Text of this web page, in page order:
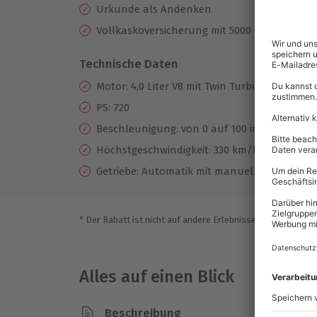
Urkunde als Andenken
Vollkaskoversicherung mit 5000 €
Technische Daten
Motor: 4,0 Liter V8 mit Twin Turbo
PS: 720
Beschleunigung: von 0 auf 100 in 2,8 sek.
Höchstgeschwindigkeit: 330 km/h
Getriebe: Automatik mit manueller
* Der Rabatt ist nicht auf andere Erlebnisse bei der
Alles auf einen Blick
Beschreibung